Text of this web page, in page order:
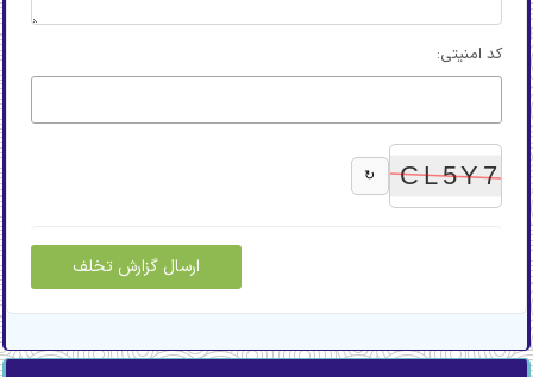
کد امنیتی:
↻
ارسال گزارش تخلف